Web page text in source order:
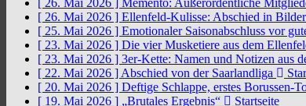
[ 26. Mai 2026 ] Memento: Außerordentliche
[ 26. Mai 2026 ] Ellenfeld-Kulisse: Abschied in
[ 25. Mai 2026 ] Emotionaler Saisonabschluss vor
[ 23. Mai 2026 ] Die vier Musketiere aus dem
[ 23. Mai 2026 ] 3er-Kette: Namen und Notizen aus
[ 22. Mai 2026 ] Abschied von der Saarlandliga
[ 20. Mai 2026 ] Deftige Schlappe, erstes Borussen-
[ 19. Mai 2026 ] „Brutales Ergebnis“
Startseite